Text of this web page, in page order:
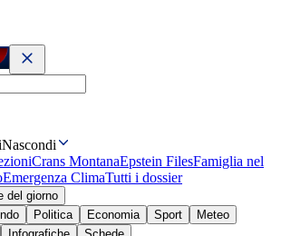
Nascondi
Crans MontanaEpstein FilesFamiglia nel
Emergenza ClimaTutti i dossier
del giorno
Politica Economia Sport
Meteo